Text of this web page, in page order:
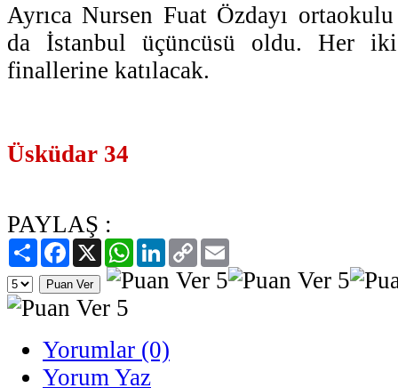
Ayrıca Nursen Fuat Özdayı
da İstanbul üçüncüsü oldu. Her
finallerine katılacak.
Üsküdar 34
PAYLAŞ :
PaylaşFacebook
X WhatsAppLinkedIn
Copy
Link
Yorumlar (0)
Yorum Yaz